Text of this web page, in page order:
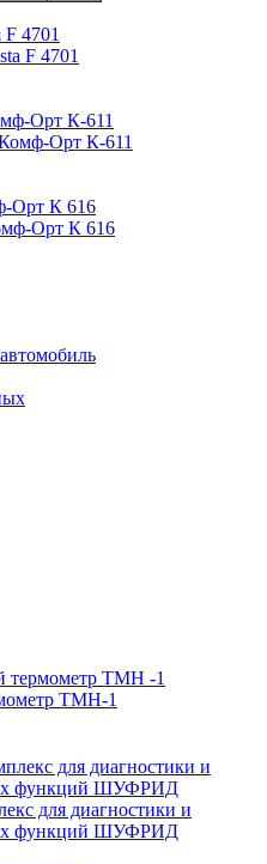
4701
Орт К-611
Орт К 616
ТМН-1
для диагностики и
функций ШУФРИД